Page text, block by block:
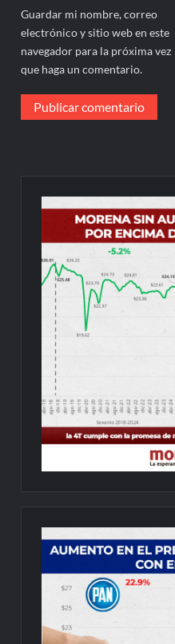
Guardar mi nombre, correo
electrónico y sitio web en este
navegador para la próxima vez
que haga un comentario.